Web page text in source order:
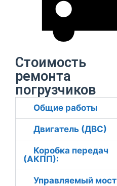
Стоимость
ремонта
погрузчиков
Общие работы
Двигатель (ДВС)
Коробка передач
(АКПП):
Управляемый мост